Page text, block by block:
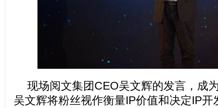
现场阅文集团CEO吴文辉的发言，成
吴文辉将粉丝视作衡量IP价值和决定IP